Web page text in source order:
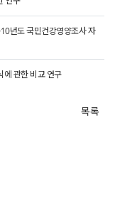
년도 국민건강영양조사 자
에 관한 비교 연구
목록